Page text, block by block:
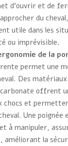
d’ouvrir et de
du
utile dans les
ou imprévisible.
de la
permet une
Des
offrent
chocs et
Une poignée
à manipuler,
améliorant la